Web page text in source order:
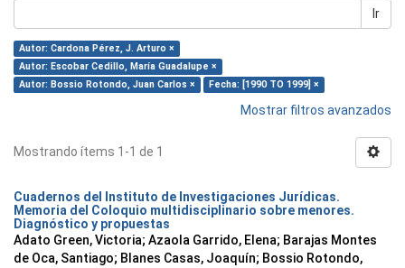
Ir
Autor: Cardona Pérez, J. Arturo ×
Autor: Escobar Cedillo, María Guadalupe ×
Autor: Bossio Rotondo, Juan Carlos ×
Fecha: [1990 TO 1999] ×
Mostrar filtros avanzados
Mostrando ítems 1-1 de 1
Cuadernos del Instituto de Investigaciones Jurídicas.
Memoria del Coloquio multidisciplinario sobre menores.
Diagnóstico y propuestas
Adato Green, Victoria; Azaola Garrido, Elena; Barajas Montes
de Oca, Santiago; Blanes Casas, Joaquín; Bossio Rotondo,